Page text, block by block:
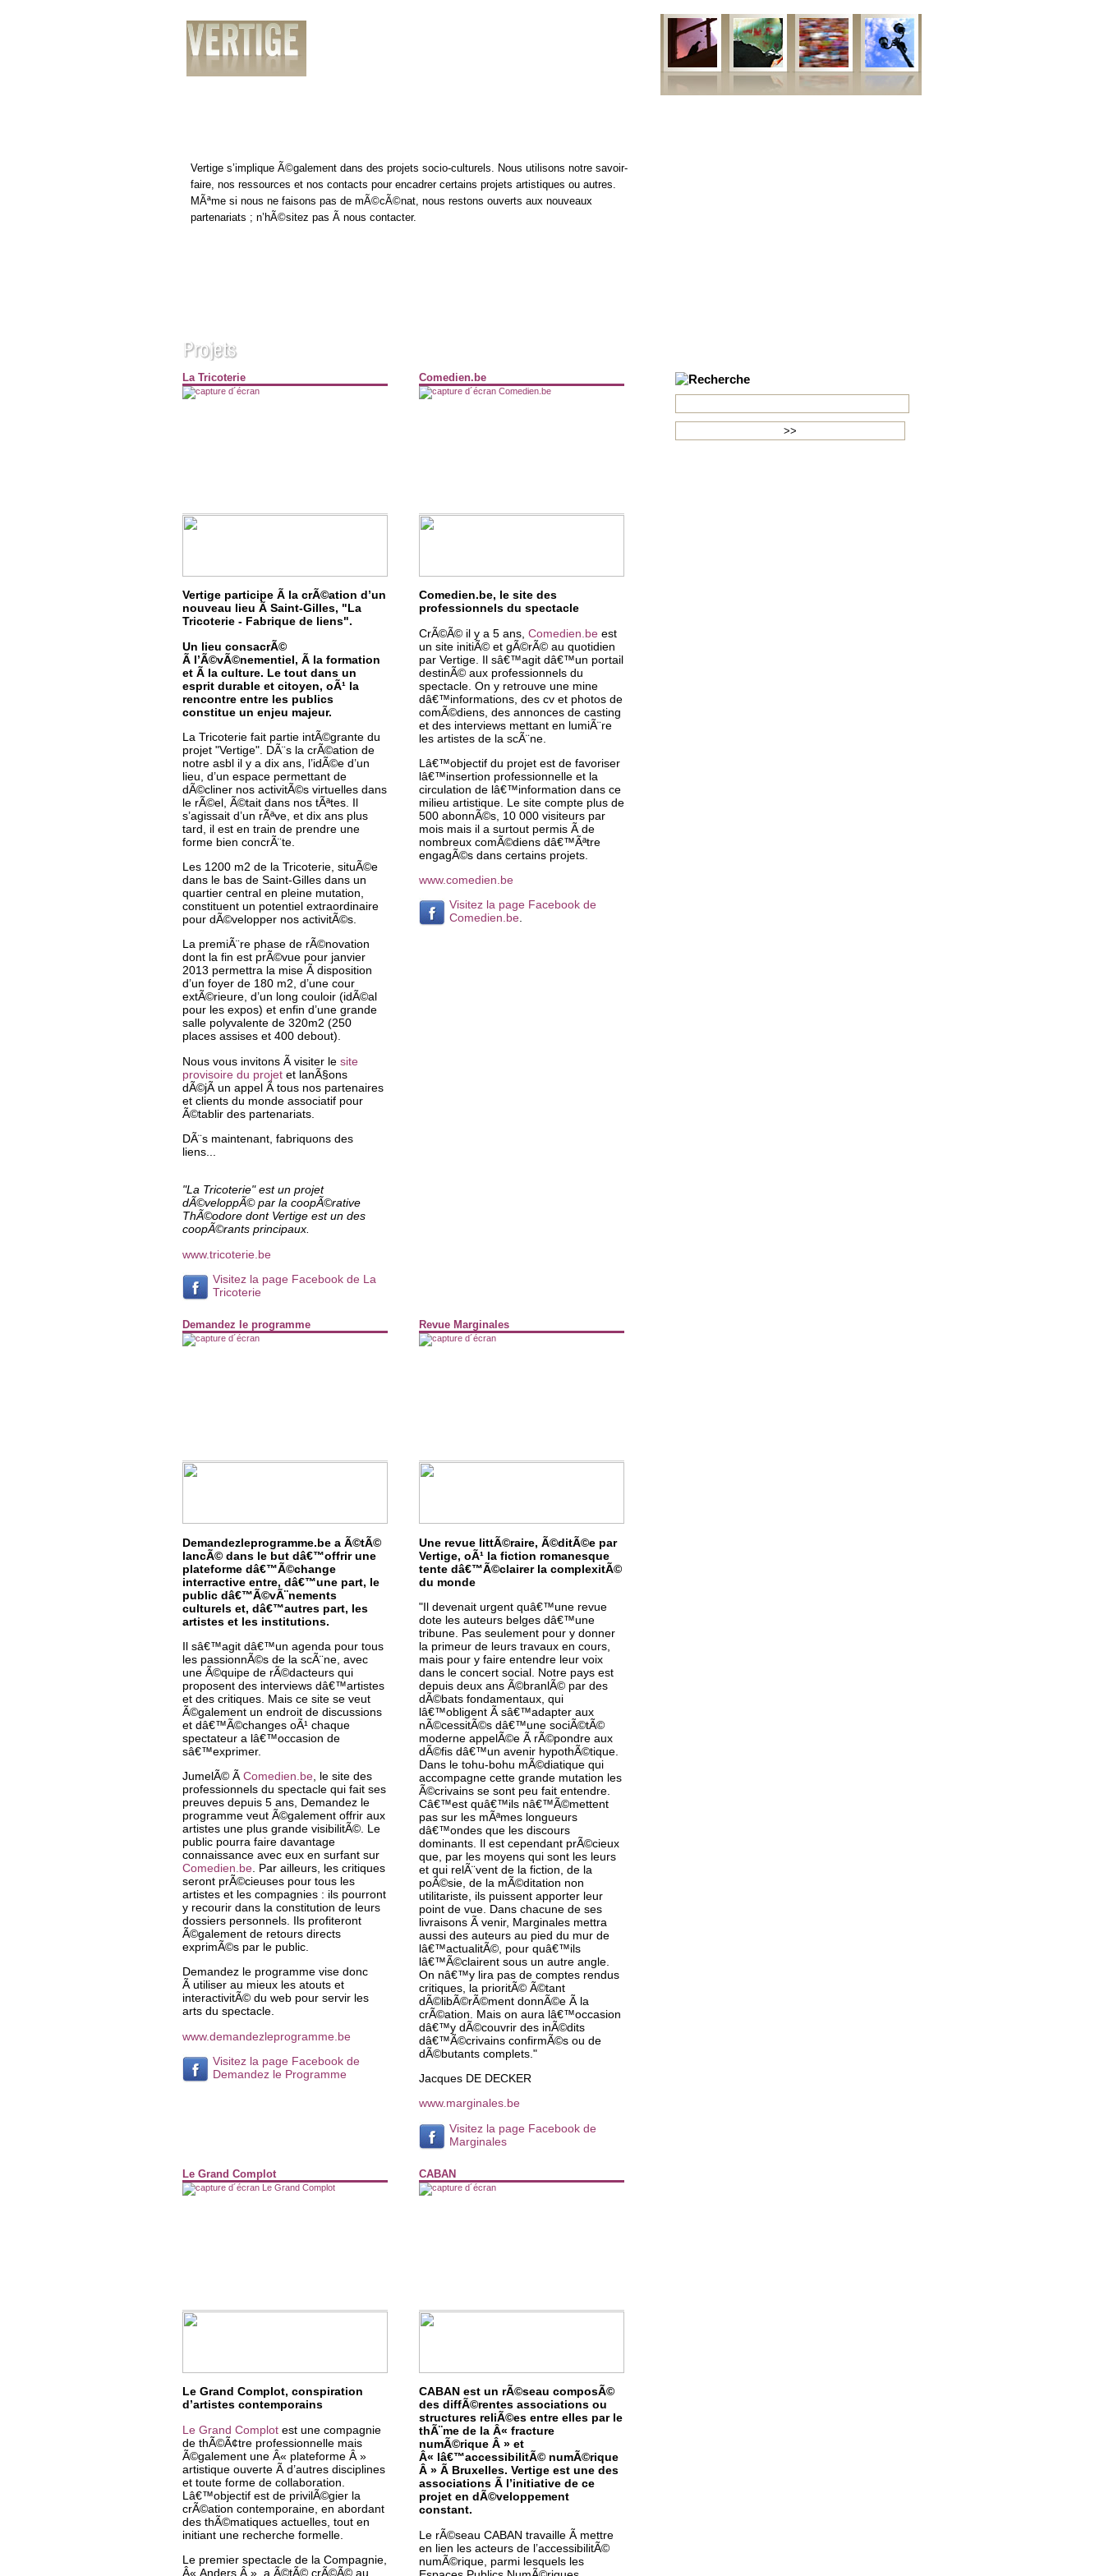
Vertige s’implique Ã©galement dans des projets socio-culturels. Nous utilisons notre savoir-
faire, nos ressources et nos contacts pour encadrer certains projets artistiques ou autres.
MÃªme si nous ne faisons pas de mÃ©cÃ©nat, nous restons ouverts aux nouveaux
partenariats ; n’hÃ©sitez pas Ã nous contacter.
La Tricoterie
Vertige participe Ã la crÃ©ation d’un
nouveau lieu Ã Saint-Gilles, "La
Tricoterie - Fabrique de liens".
Un lieu consacrÃ©
Ã l’Ã©vÃ©nementiel, Ã la formation
et Ã la culture. Le tout dans un
esprit durable et citoyen, oÃ¹ la
rencontre entre les publics
constitue un enjeu majeur.
La Tricoterie fait partie intÃ©grante du
projet "Vertige". DÃ¨s la crÃ©ation de
notre asbl il y a dix ans, l’idÃ©e d’un
lieu, d’un espace permettant de
dÃ©cliner nos activitÃ©s virtuelles dans
le rÃ©el, Ã©tait dans nos tÃªtes. Il
s’agissait d’un rÃªve, et dix ans plus
tard, il est en train de prendre une
forme bien concrÃ¨te.
Les 1200 m2 de la Tricoterie, situÃ©e
dans le bas de Saint-Gilles dans un
quartier central en pleine mutation,
constituent un potentiel extraordinaire
pour dÃ©velopper nos activitÃ©s.
La premiÃ¨re phase de rÃ©novation
dont la fin est prÃ©vue pour janvier
2013 permettra la mise Ã disposition
d’un foyer de 180 m2, d’une cour
extÃ©rieure, d’un long couloir (idÃ©al
pour les expos) et enfin d’une grande
salle polyvalente de 320m2 (250
places assises et 400 debout).
Nous vous invitons Ã visiter le site
provisoire du projet et lanÃ§ons
dÃ©jÃ un appel Ã tous nos partenaires
et clients du monde associatif pour
Ã©tablir des partenariats.
DÃ¨s maintenant, fabriquons des
liens...
"La Tricoterie" est un projet
dÃ©veloppÃ© par la coopÃ©rative
ThÃ©odore dont Vertige est un des
coopÃ©rants principaux.
www.tricoterie.be
Visitez la page Facebook de La
Tricoterie
Comedien.be
Comedien.be, le site des
professionnels du spectacle
CrÃ©Ã© il y a 5 ans, Comedien.be est
un site initiÃ© et gÃ©rÃ© au quotidien
par Vertige. Il sâ€™agit dâ€™un portail
destinÃ© aux professionnels du
spectacle. On y retrouve une mine
dâ€™informations, des cv et photos de
comÃ©diens, des annonces de casting
et des interviews mettant en lumiÃ¨re
les artistes de la scÃ¨ne.
Lâ€™objectif du projet est de favoriser
lâ€™insertion professionnelle et la
circulation de lâ€™information dans ce
milieu artistique. Le site compte plus de
500 abonnÃ©s, 10 000 visiteurs par
mois mais il a surtout permis Ã de
nombreux comÃ©diens dâ€™Ãªtre
engagÃ©s dans certains projets.
www.comedien.be
Visitez la page Facebook de
Comedien.be.
Demandez le programme
Demandezleprogramme.be a Ã©tÃ©
lancÃ© dans le but dâ€™offrir une
plateforme dâ€™Ã©change
interractive entre, dâ€™une part, le
public dâ€™Ã©vÃ¨nements
culturels et, dâ€™autres part, les
artistes et les institutions.
Il sâ€™agit dâ€™un agenda pour tous
les passionnÃ©s de la scÃ¨ne, avec
une Ã©quipe de rÃ©dacteurs qui
proposent des interviews dâ€™artistes
et des critiques. Mais ce site se veut
Ã©galement un endroit de discussions
et dâ€™Ã©changes oÃ¹ chaque
spectateur a lâ€™occasion de
sâ€™exprimer.
JumelÃ© Ã Comedien.be , le site des
professionnels du spectacle qui fait ses
preuves depuis 5 ans, Demandez le
programme veut Ã©galement offrir aux
artistes une plus grande visibilitÃ©. Le
public pourra faire davantage
connaissance avec eux en surfant sur
Comedien.be . Par ailleurs, les critiques
seront prÃ©cieuses pour tous les
artistes et les compagnies : ils pourront
y recourir dans la constitution de leurs
dossiers personnels. Ils profiteront
Ã©galement de retours directs
exprimÃ©s par le public.
Demandez le programme vise donc
Ã utiliser au mieux les atouts et
interactivitÃ© du web pour servir les
arts du spectacle.
www.demandezleprogramme.be
Visitez la page Facebook de
Demandez le Programme
Revue Marginales
Une revue littÃ©raire, Ã©ditÃ©e par
Vertige, oÃ¹ la fiction romanesque
tente dâ€™Ã©clairer la complexitÃ©
du monde
"Il devenait urgent quâ€™une revue
dote les auteurs belges dâ€™une
tribune. Pas seulement pour y donner
la primeur de leurs travaux en cours,
mais pour y faire entendre leur voix
dans le concert social. Notre pays est
depuis deux ans Ã©branlÃ© par des
dÃ©bats fondamentaux, qui
lâ€™obligent Ã sâ€™adapter aux
nÃ©cessitÃ©s dâ€™une sociÃ©tÃ©
moderne appelÃ©e Ã rÃ©pondre aux
dÃ©fis dâ€™un avenir hypothÃ©tique.
Dans le tohu-bohu mÃ©diatique qui
accompagne cette grande mutation les
Ã©crivains se sont peu fait entendre.
Câ€™est quâ€™ils nâ€™Ã©mettent
pas sur les mÃªmes longueurs
dâ€™ondes que les discours
dominants. Il est cependant prÃ©cieux
que, par les moyens qui sont les leurs
et qui relÃ¨vent de la fiction, de la
poÃ©sie, de la mÃ©ditation non
utilitariste, ils puissent apporter leur
point de vue. Dans chacune de ses
livraisons Ã venir, Marginales mettra
aussi des auteurs au pied du mur de
lâ€™actualitÃ©, pour quâ€™ils
lâ€™Ã©clairent sous un autre angle.
On nâ€™y lira pas de comptes rendus
critiques, la prioritÃ© Ã©tant
dÃ©libÃ©rÃ©ment donnÃ©e Ã la
crÃ©ation. Mais on aura lâ€™occasion
dâ€™y dÃ©couvrir des inÃ©dits
dâ€™Ã©crivains confirmÃ©s ou de
dÃ©butants complets."
Jacques DE DECKER
www.marginales.be
Visitez la page Facebook de
Marginales
Le Grand Complot
Le Grand Complot, conspiration
d’artistes contemporains
Le Grand Complot est une compagnie
de thÃ©Ã¢tre professionnelle mais
Ã©galement une Â« plateforme Â »
artistique ouverte Ã d’autres disciplines
et toute forme de collaboration.
Lâ€™objectif est de privilÃ©gier la
crÃ©ation contemporaine, en abordant
des thÃ©matiques actuelles, tout en
initiant une recherche formelle.
Le premier spectacle de la Compagnie,
Â« Anders Â », a Ã©tÃ© crÃ©Ã© au
CABAN
CABAN est un rÃ©seau composÃ©
des diffÃ©rentes associations ou
structures reliÃ©es entre elles par le
thÃ¨me de la Â« fracture
numÃ©rique Â » et
Â« lâ€™accessibilitÃ© numÃ©rique
Â » Ã Bruxelles. Vertige est une des
associations Ã l’initiative de ce
projet en dÃ©veloppement
constant.
Le rÃ©seau CABAN travaille Ã mettre
en lien les acteurs de l’accessibilitÃ©
numÃ©rique, parmi lesquels les